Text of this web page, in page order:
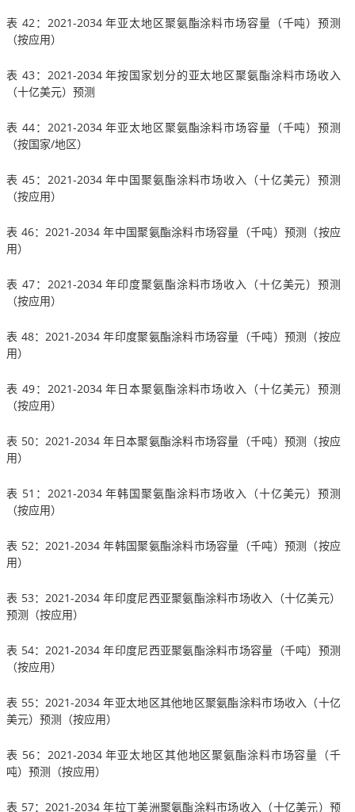
表 42：2021-2034 年亚太地区聚氨酯涂料市场容量（千吨）预测
（按应用）
表 43：2021-2034 年按国家划分的亚太地区聚氨酯涂料市场收入
（十亿美元）预测
表 44：2021-2034 年亚太地区聚氨酯涂料市场容量（千吨）预测
（按国家/地区）
表 45：2021-2034 年中国聚氨酯涂料市场收入（十亿美元）预测
（按应用）
表 46：2021-2034 年中国聚氨酯涂料市场容量（千吨）预测（按应
用）
表 47：2021-2034 年印度聚氨酯涂料市场收入（十亿美元）预测
（按应用）
表 48：2021-2034 年印度聚氨酯涂料市场容量（千吨）预测（按应
用）
表 49：2021-2034 年日本聚氨酯涂料市场收入（十亿美元）预测
（按应用）
表 50：2021-2034 年日本聚氨酯涂料市场容量（千吨）预测（按应
用）
表 51：2021-2034 年韩国聚氨酯涂料市场收入（十亿美元）预测
（按应用）
表 52：2021-2034 年韩国聚氨酯涂料市场容量（千吨）预测（按应
用）
表 53：2021-2034 年印度尼西亚聚氨酯涂料市场收入（十亿美元）
预测（按应用）
表 54：2021-2034 年印度尼西亚聚氨酯涂料市场容量（千吨）预测
（按应用）
表 55：2021-2034 年亚太地区其他地区聚氨酯涂料市场收入（十亿
美元）预测（按应用）
表 56：2021-2034 年亚太地区其他地区聚氨酯涂料市场容量（千
吨）预测（按应用）
表 57：2021-2034 年拉丁美洲聚氨酯涂料市场收入（十亿美元）预